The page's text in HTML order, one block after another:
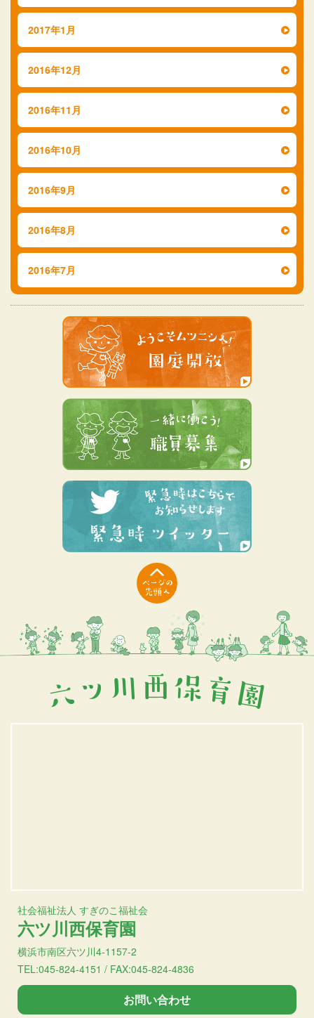
2017年1月
2016年12月
2016年11月
2016年10月
2016年9月
2016年8月
2016年7月
社会福祉法人 すぎのこ福祉会
六ツ川西保育園
横浜市南区六ツ川4-1157-2
TEL:045-824-4151 / FAX:045-824-4836
お問い合わせ